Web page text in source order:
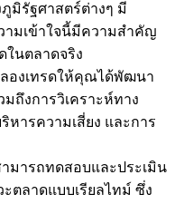
มิรัฐศาสตร์ต่างๆ มี
ามเข้าใจนี้มีความสำคัญ
ในตลาดจริง
องเทรดให้คุณได้พัฒนา
ถึงการวิเคราะห์ทาง
หารความเสี่ยง และการ
มารถทดสอบและประเมิน
ตลาดแบบเรียลไทม์ ซึ่ง